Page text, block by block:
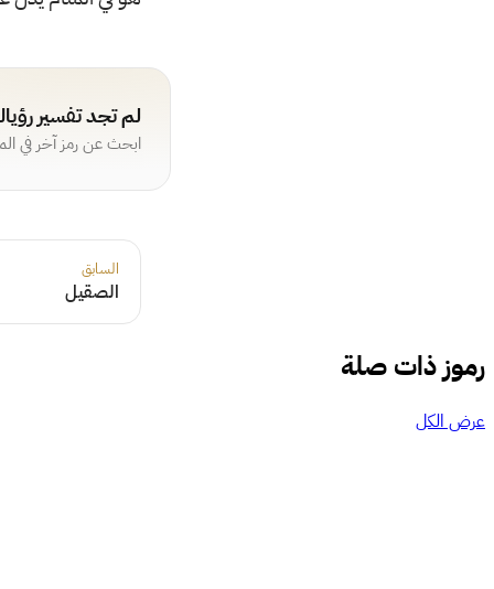
لم تجد تفسير
ابحث عن رمز آخر في
السابق
الصقيل
رموز ذات صلة
عرض الكل